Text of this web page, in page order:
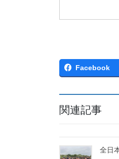
Facebook
関連記事
全日